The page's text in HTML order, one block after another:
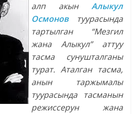
алп
акын
Алыкул
Осмонов
туурасында
тартылган“Мезгил
жана
Алыкул” аттуу
тасма
сунушталганы
турат. Аталган тасма,
анын
таржымалы
туурасында
тасманын
режиссерун
жана